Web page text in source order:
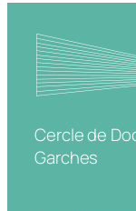
Cercle de
Garches